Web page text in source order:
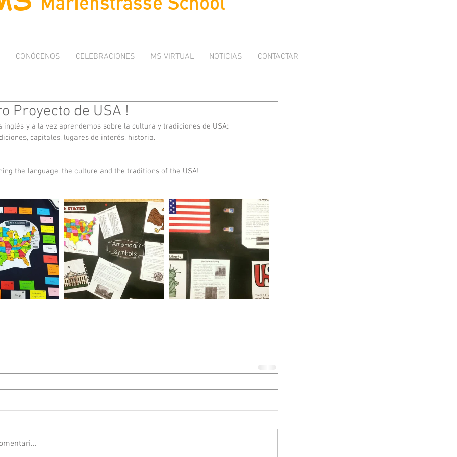
CONÓCENOS CELEBRACIONES MS VIRTUAL NOTICIAS CONTACTAR
Proyecto de USA !
inglés y a la vez aprendemos sobre la cultura y tradiciones de USA:
capitales, lugares de interés, historia.
the language, the culture and the traditions of the USA!